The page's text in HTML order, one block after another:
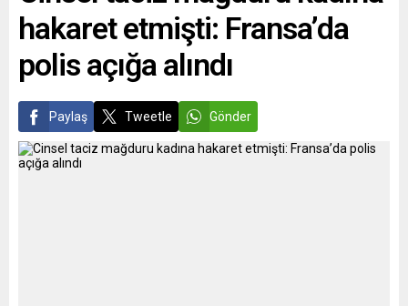
hakaret etmişti: Fransa’da
polis açığa alındı
Paylaş Tweetle Gönder